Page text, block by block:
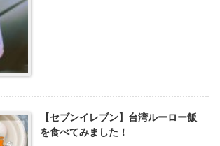
【セブンイレブン】台湾ルーロー飯
を食べてみました！